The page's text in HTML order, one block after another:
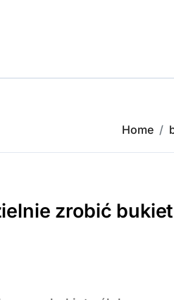
Home
zrobić bukiet